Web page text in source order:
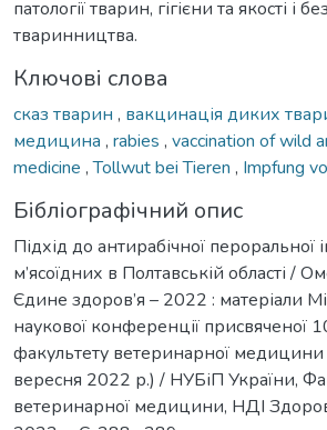
патології тварин, гігієни та якості і
тваринництва.
Ключові слова
сказ тварин , вакцинація диких
медицина , rabies , vaccination of wild
medicine ,Tollwut bei Tieren , Impfung
Бібліографічний опис
Підхід до антирабічної пероральної
м’ясоїдних в Полтавській області /
Єдине здоров’я – 2022 : матеріали
наукової конференції присвяченої
факультету ветеринарної
вересня 2022 р.) / НУБіП України,
ветеринарної медицини, НДІ